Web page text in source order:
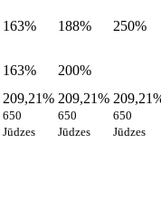
163% 188% 250%
163%
200%
209,21%
650
Jūdzes
209,21%
650
Jūdzes
650
Jūdzes